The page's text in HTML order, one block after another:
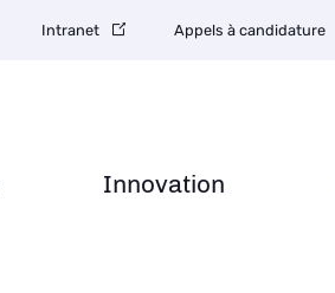
Innovation
Intranet Appels à candidature